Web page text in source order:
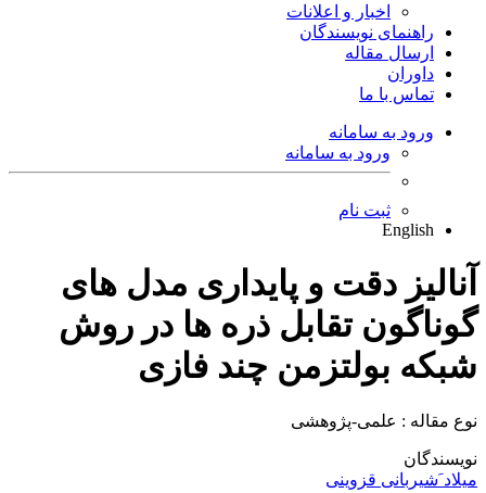
اخبار و اعلانات
راهنمای نویسندگان
ارسال مقاله
داوران
تماس با ما
ورود به سامانه
ورود به سامانه
ثبت نام
English
آنالیز دقت و پایداری مدل های
گوناگون تقابل ذره ها در روش
شبکه بولتزمن چند فازی
نوع مقاله : علمی-پژوهشی
نویسندگان
میلاد َشیربانی قزوینی